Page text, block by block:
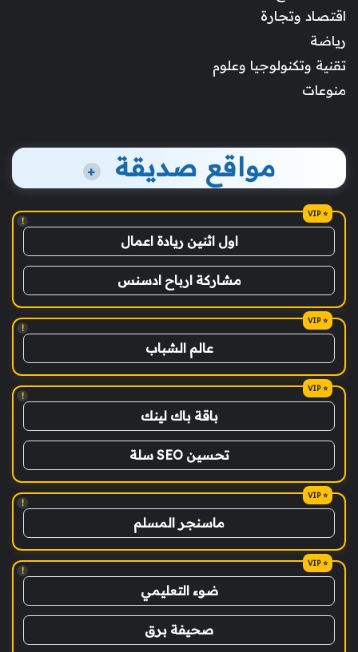
اقتصاد وتجارة
رياضة
تقنية وتكنولوجيا وعلوم
منوعات
مواقع صديقة +
!
اول اثنين ريادة اعمال
مشاركة ارباح ادسنس
!
عالم الشباب
!
باقة باك لينك
تحسين SEO سلة
!
ماسنجر المسلم
!
ضوء التعليمي
صحيفة برق